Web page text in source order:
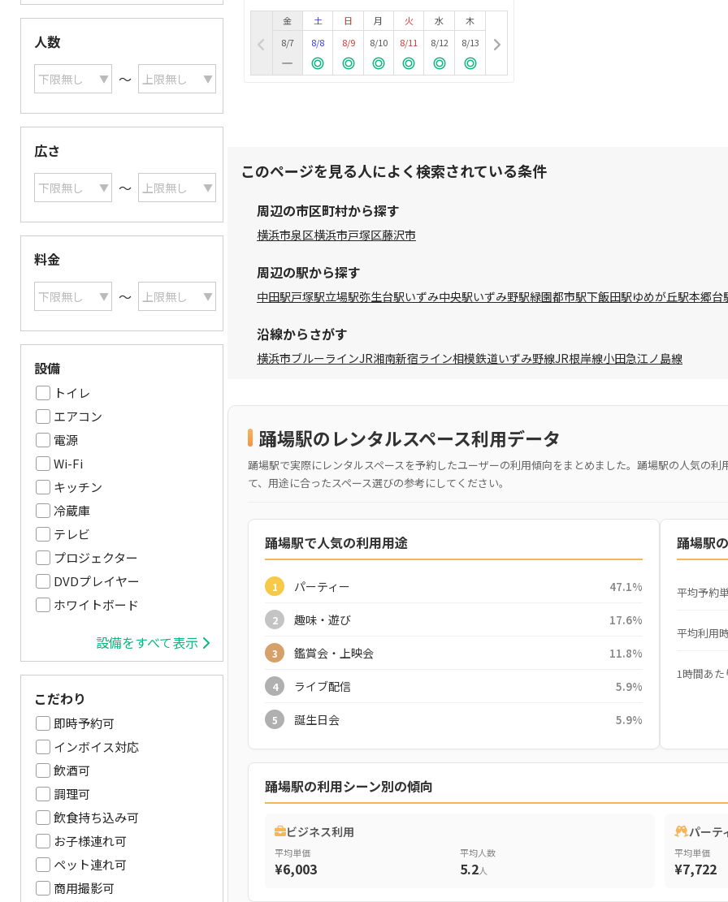
人数
〜
広さ
〜
料金
〜
設備
テレビ
キッチン
プロジェクター
ホワイトボード
DVDプレイヤー
トイレ
冷蔵庫
エアコン
電源
Wi-Fi
設備をすべて表示
こだわり
即時予約可
インボイス対応
飲酒可
調理可
飲食持ち込み可
お子様連れ可
ペット連れ可
商用撮影可
金
8/7
土
8/8
日
8/9
月
8/10
火
8/11
水
8/12
木
8/13
このページを見る人によく検索されている条件
周辺の市区町村から探す
横浜市泉区横浜市戸塚区藤沢市
周辺の駅から探す
中田駅戸塚駅立場駅弥生台駅いずみ中央駅いずみ野駅緑園都市駅下飯田駅ゆめが丘駅本郷台
沿線からさがす
横浜市ブルーラインJR湘南新宿ライン相模鉄道いずみ野線JR根岸線小田急江ノ島線
踊場駅のレンタルスペース利用データ
踊場駅で実際にレンタルスペースを予約したユーザーの利用傾向をまとめました。踊場駅の人気の
て、用途に合ったスペース選びの参考にしてください。
踊場駅で人気の利用用途
1 パーティー 47.1%
2 趣味・遊び 17.6%
3 鑑賞会・上映会 11.8%
4 ライブ配信 5.9%
5 誕生日会 5.9%
踊場駅
平均予約
平均利用
1時間あ
踊場駅の利用シーン別の傾向
ビジネス利用
平均単価
¥6,003
平均人数
5.2人
パーテ
平均単価
¥7,722